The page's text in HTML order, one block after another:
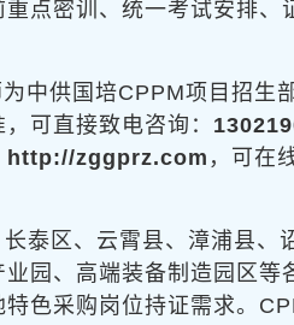
点密训、统一考试安排
中供国培CPPM项目招生
可直接致电咨询：
http://zggprz.com ，可在
泰区、云霄县、漳浦县
园、高端装备制造园区等
色采购岗位持证需求。